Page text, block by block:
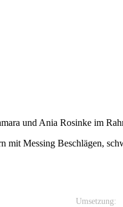
und Ania Rosinke im
mit Messing Beschlägen,
Umsetzung: